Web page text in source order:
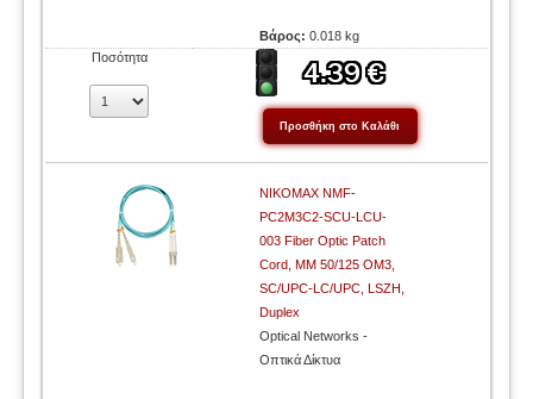
Βάρος:0.018 kg
Ποσότητα
NIKOMAX NMF-
PC2M3C2-SCU-LCU-
003 Fiber Optic Patch
Cord, MM 50/125 OM3,
SC/UPC-LC/UPC, LSZH,
Duplex
Optical Networks -
Οπτικά Δίκτυα